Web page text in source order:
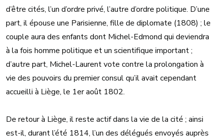
d’être cités, l’un d’ordre privé, l’autre d’ordre politique. D’une
part, il épouse une Parisienne, fille de diplomate (1808) ; le
couple aura des enfants dont Michel-Edmond qui deviendra
à la fois homme politique et un scientifique important ;
d’autre part, Michel-Laurent vote contre la prolongation à
vie des pouvoirs du premier consul qu’il avait cependant
accueilli à Liège, le 1er août 1802.
De retour à Liège, il reste actif dans la vie de la cité ; ainsi
est-il, durant l’été 1814, l’un des délégués envoyés auprès